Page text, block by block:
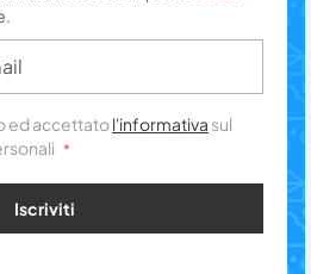
ed accettatol'informativa sul
Iscriviti